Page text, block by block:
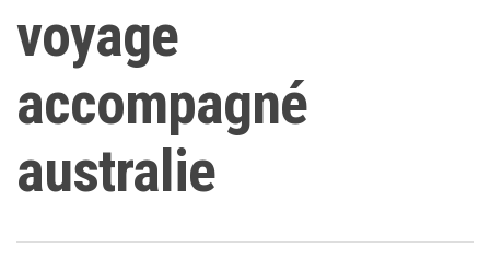
voyage
accompagné
australie